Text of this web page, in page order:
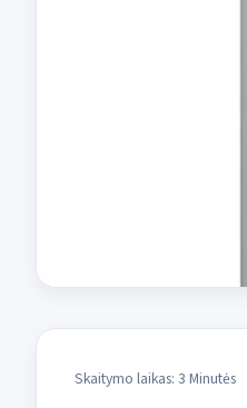
Skaitymo laikas: 3 Minutės